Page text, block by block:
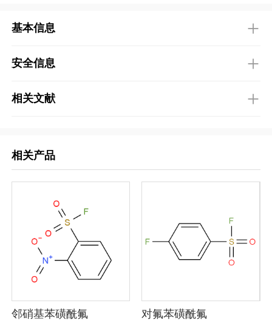
基本信息
安全信息
相关文献
相关产品
邻硝基苯磺酰氟
对氟苯磺酰氟